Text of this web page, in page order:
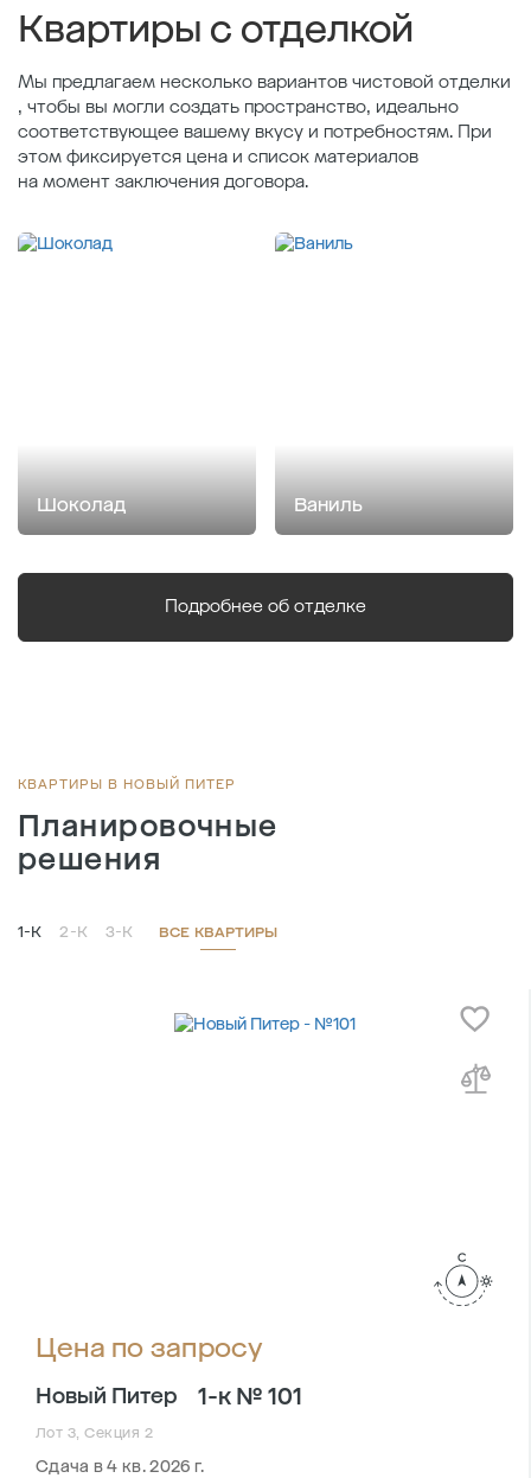
Квартиры с отделкой
Мы предлагаем несколько вариантов чистовой отделки
, чтобы вы могли создать пространство, идеально
соответствующее вашему вкусу и потребностям. При
этом фиксируется цена и список материалов
на момент заключения договора.
Шоколад Ваниль
Подробнее об отделке
КВАРТИРЫ В НОВЫЙ ПИТЕР
Планировочные
решения
1-К 2-К 3-К ВСЕ КВАРТИРЫ
Цена по запросу
Новый Питер 1-к № 101
Лот 3, Секция 2
Сдача в 4 кв. 2026 г.